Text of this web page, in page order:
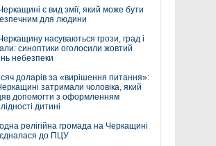
є вид змії, який може бути
для людини
насуваються грози, град і
синоптики оголосили жовтий
небезпеки
доларів за «вирішення питання»:
затримали чоловіка, який
допомогти з оформленням
дитині
релігійна громада на Черкащині
до ПЦУ